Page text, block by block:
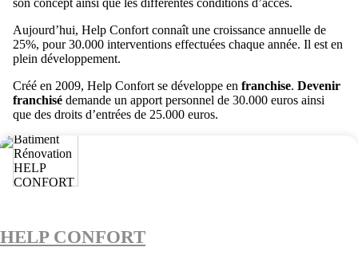
son concept ainsi que les différentes conditions d’accès.
Aujourd’hui, Help Confort connaît une croissance annuelle de
25%, pour 30.000 interventions effectuées chaque année. Il est en
plein développement.
Créé en 2009, Help Confort se développe en franchise. Devenir
franchisé demande un apport personnel de 30.000 euros ainsi
que des droits d’entrées de 25.000 euros.
HELP CONFORT